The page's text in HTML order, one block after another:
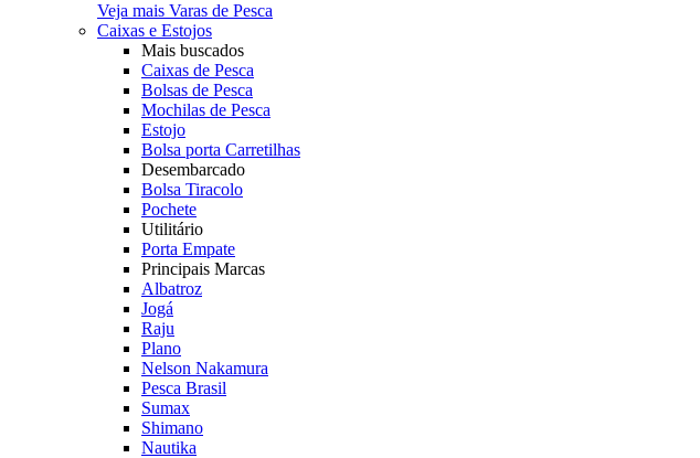
Veja mais Varas de Pesca
Caixas e Estojos
Mais buscados
Caixas de Pesca
Bolsas de Pesca
Mochilas de Pesca
Estojo
Bolsa porta Carretilhas
Desembarcado
Bolsa Tiracolo
Pochete
Utilitário
Porta Empate
Principais Marcas
Albatroz
Jogá
Raju
Plano
Nelson Nakamura
Pesca Brasil
Sumax
Shimano
Nautika